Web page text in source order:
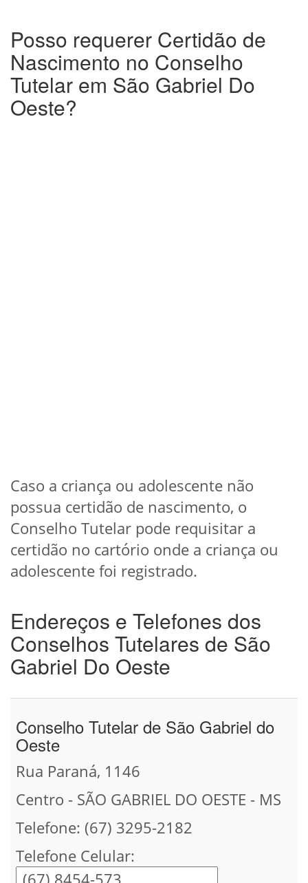
Posso requerer Certidão de
Nascimento no Conselho
Tutelar em São Gabriel Do
Oeste?
Caso a criança ou adolescente não
possua certidão de nascimento, o
Conselho Tutelar pode requisitar a
certidão no cartório onde a criança ou
adolescente foi registrado.
Endereços e Telefones dos
Conselhos Tutelares de São
Gabriel Do Oeste
Conselho Tutelar de São Gabriel do
Oeste
Rua Paraná, 1146
Centro - SÃO GABRIEL DO OESTE - MS
Telefone: (67) 3295-2182
Telefone Celular: